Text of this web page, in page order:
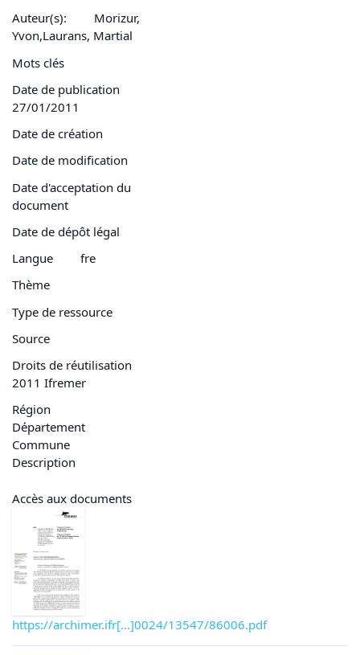
Auteur(s):
Morizur,
Yvon,Laurans, Martial
Mots clés
Date de publication
27/01/2011
Date de création
Date de modification
Date d'acceptation du
document
Date de dépôt légal
Langue
fre
Thème
Type de ressource
Source
Droits de réutilisation
2011 Ifremer
Région
Département
Commune
Description
Accès aux documents
https://archimer.ifr[...]0024/13547/86006.pdf